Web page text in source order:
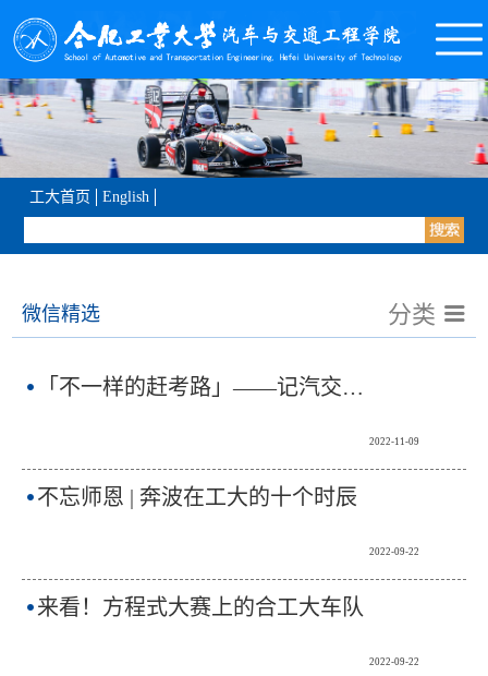
工大首页 English
微信精选 分类
「不一样的赶考路」——记汽交学院党员教师送考志愿活动
2022-11-09
不忘师恩 | 奔波在工大的十个时辰
2022-09-22
来看！方程式大赛上的合工大车队
2022-09-22